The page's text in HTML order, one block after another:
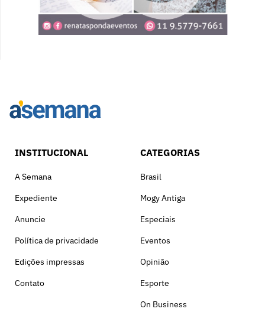
INSTITUCIONAL
A Semana
Expediente
Anuncie
Política de privacidade
Edições impressas
Contato
CATEGORIAS
Brasil
Mogy Antiga
Especiais
Eventos
Opinião
Esporte
On Business